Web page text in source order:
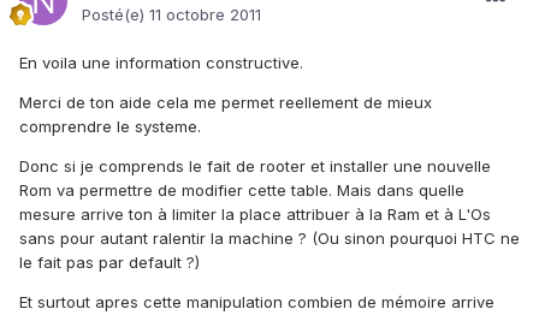
Posté(e) 11 octobre 2011
En voila une information constructive.
Merci de ton aide cela me permet reellement de mieux
comprendre le systeme.
Donc si je comprends le fait de rooter et installer une nouvelle
Rom va permettre de modifier cette table. Mais dans quelle
mesure arrive ton à limiter la place attribuer à la Ram et à L'Os
sans pour autant ralentir la machine ? (Ou sinon pourquoi HTC ne
le fait pas par default ?)
Et surtout apres cette manipulation combien de mémoire arrive